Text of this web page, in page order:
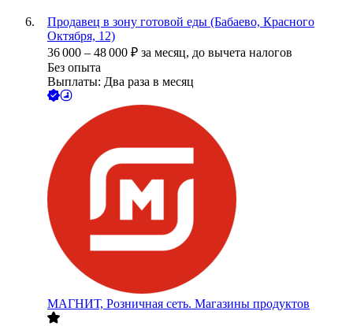
Продавец в зону готовой еды (Бабаево, Красного
Октября, 12)
36 000 – 48 000 ₽ за месяц, до вычета налогов
Без опыта
Выплаты: Два раза в месяц
МАГНИТ, Розничная сеть. Магазины продуктов